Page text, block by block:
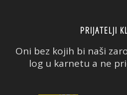
PRIJATELJI
Oni bez kojih bi naši
log u karnetu a ne